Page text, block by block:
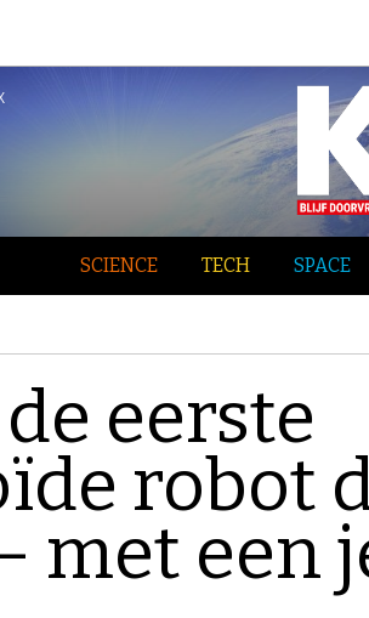
SCIENCE TECH SPACE
eerste
robot
met een